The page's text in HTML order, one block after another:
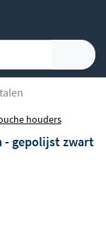
houders
- gepolijst zwart